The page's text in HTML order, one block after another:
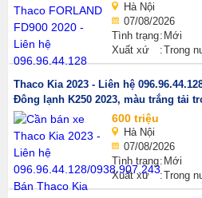
Hà Nội
07/08/2026
Tình trạng Mới
Xuất xứ
Trong
Thaco Kia 2023 - Liên hệ
Đông lạnh K250 2023, màu trắng tải
600 triệu
Hà Nội
07/08/2026
Tình trạng Mới
Xuất xứ
Trong